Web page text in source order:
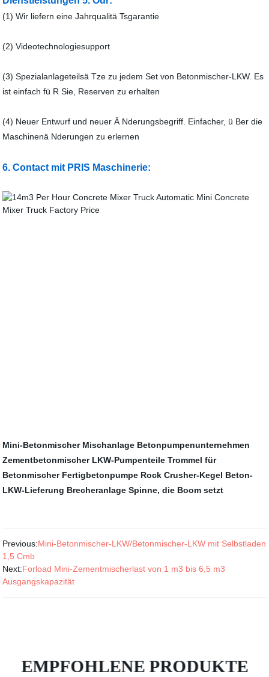
(1) Wir liefern eine Jahrqualitä Tsgarantie
(2) Videotechnologiesupport
(3) Spezialanlageteilsä Tze zu jedem Set von Betonmischer-LKW. Es
ist einfach fü R Sie, Reserven zu erhalten
(4) Neuer Entwurf und neuer Ä Nderungsbegriff. Einfacher, ü Ber die
Maschinenä Nderungen zu erlernen
6. Contact mit PRIS Maschinerie:
Mini-Betonmischer Mischanlage Betonpumpenunternehmen
Zementbetonmischer LKW-Pumpenteile Trommel für
Betonmischer Fertigbetonpumpe Rock Crusher-Kegel Beton-
LKW-Lieferung Brecheranlage Spinne, die Boom setzt
Previous:Mini-Betonmischer-LKW/Betonmischer-LKW mit Selbstladen
1,5 Cmb
Next:Forload Mini-Zementmischerlast von 1 m3 bis 6,5 m3
Ausgangskapazität
EMPFOHLENE PRODUKTE